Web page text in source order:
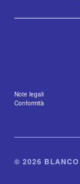
Note legali
Conformità
© 2026 BLANCO